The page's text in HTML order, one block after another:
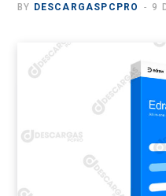
BY DESCARGASPCPRO 9